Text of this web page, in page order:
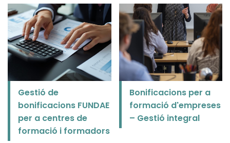
Gestió de
bonificacions FUNDAE
per a centres de
formació i formadors
Bonificacions per a
formació d'empreses
– Gestió integral